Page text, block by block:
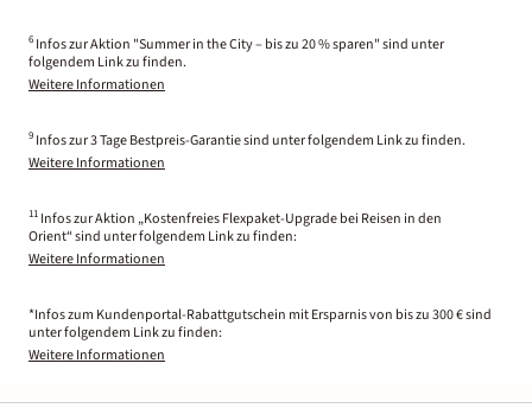
6 Infos zur Aktion "Summer in the City – bis zu 20 % sparen" sind unter
folgendem Link zu finden.
Weitere Informationen
9 Infos zur 3 Tage Bestpreis-Garantie sind unter folgendem Link zu finden.
Weitere Informationen
11 Infos zur Aktion „Kostenfreies Flexpaket-Upgrade bei Reisen in den
Orient“ sind unter folgendem Link zu finden:
Weitere Informationen
*Infos zum Kundenportal-Rabattgutschein mit Ersparnis von bis zu 300 € sind
unter folgendem Link zu finden:
Weitere Informationen